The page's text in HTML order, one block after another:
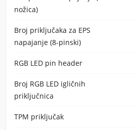
nožica)
Broj priključaka za EPS
napajanje (8-pinski)
RGB LED pin header
Broj RGB LED igličnih
priključnica
TPM priključak